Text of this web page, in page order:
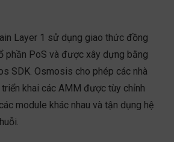
Layer 1 sử dụng giao thức đồng
phần PoS và được xây dựng bằng
SDK. Osmosis cho phép các nhà
khai các AMM được tùy chỉnh
module khác nhau và tận dụng hệ